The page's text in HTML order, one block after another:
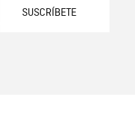
SUSCRÍBETE